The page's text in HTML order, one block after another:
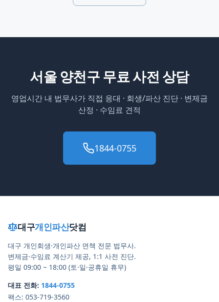
서울 양천구 무료 사전 상담
영업시간 내 법무사가 직접 응대 · 회생/파산 진단 · 변제금
산정 · 수임료 견적
1844-0755
대구개인파산닷컴
대구 개인회생·개인파산 면책 전문 법무사.
변제금·수임료 계산기 제공, 1:1 사전 진단.
평일 09:00 ~ 18:00 (토·일·공휴일 휴무)
대표 전화: 1844-0755
팩스: 053-719-3560